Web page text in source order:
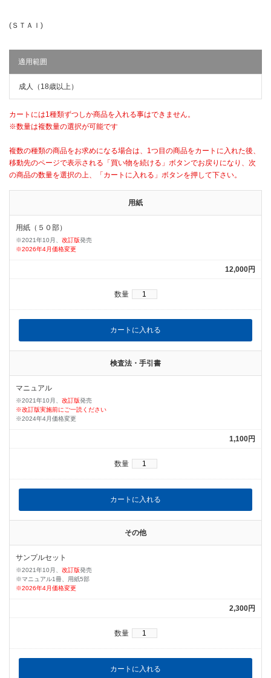
(ＳＴＡＩ)
適用範囲
成人（18歳以上）
カートには1種類ずつしか商品を入れる事はできません。
※数量は複数量の選択が可能です
複数の種類の商品をお求めになる場合は、1つ目の商品をカートに入れた後、
移動先のページで表示される「買い物を続ける」ボタンでお戻りになり、次
の商品の数量を選択の上、「カートに入れる」ボタンを押して下さい。
用紙
用紙（５０部）
※2021年10月、 改訂版発売
※2026年4月価格変更
12,000円
数量
検査法・手引書
マニュアル
※2021年10月、 改訂版発売
※改訂版実施前にご一読ください
※2024年4月価格変更
1,100円
数量
その他
サンプルセット
※2021年10月、 改訂版発売
※マニュアル1冊、用紙5部
※2026年4月価格変更
2,300円
数量